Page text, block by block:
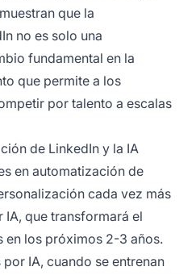
que la
no es solo una
fundamental en la
que permite a los
por talento a escalas
de LinkedIn y la IA
en automatización de
cada vez más
que transformará el
en los próximos 2-3 años.
IA, cuando se entrenan